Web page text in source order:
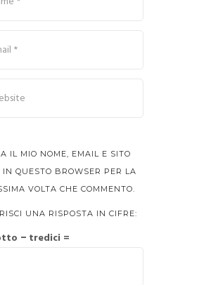
IL MIO NOME, EMAIL E SITO
QUESTO BROWSER PER LA
VOLTA CHE COMMENTO.
UNA RISPOSTA IN CIFRE:
− tredici =